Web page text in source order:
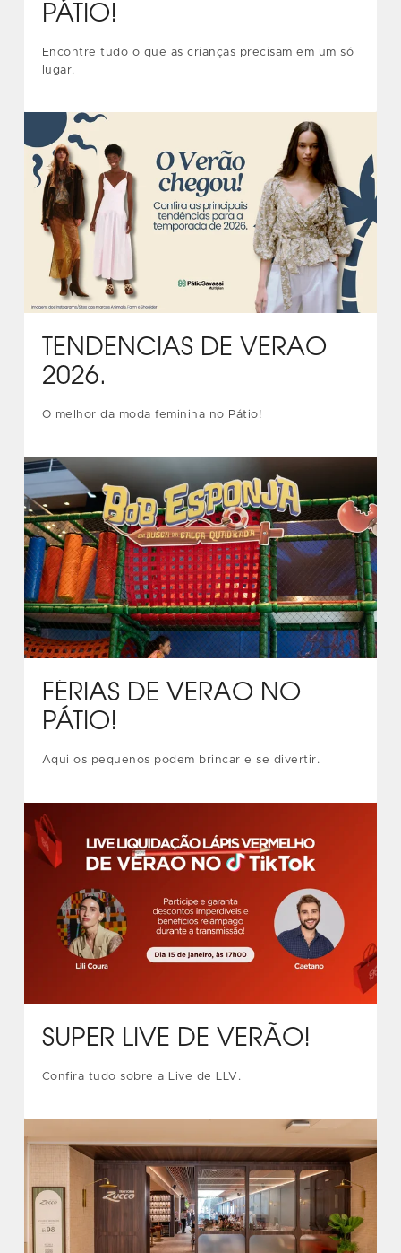
PÁTIO!
Encontre tudo o que as crianças precisam em um só
lugar.
TENDÊNCIAS DE VERÃO
2026.
O melhor da moda feminina no Pátio!
FÉRIAS DE VERÃO NO
PÁTIO!
Aqui os pequenos podem brincar e se divertir.
SUPER LIVE DE VERÃO!
Confira tudo sobre a Live de LLV.